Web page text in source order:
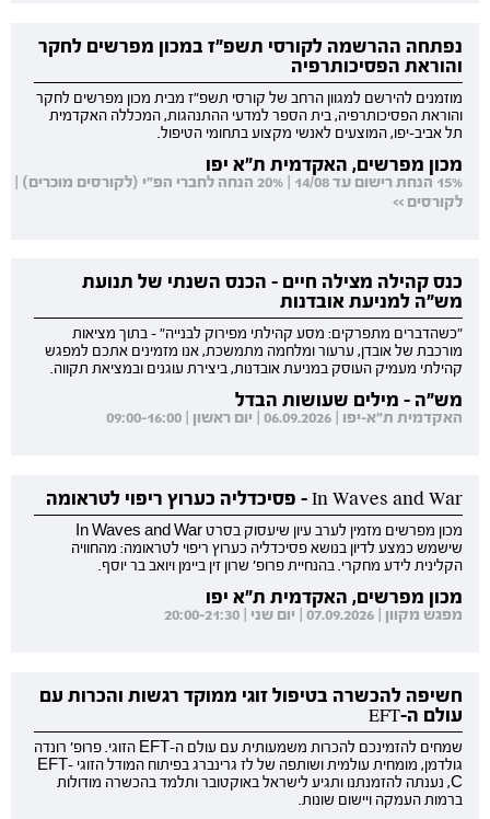
נפתחה ההרשמה לקורסי תשפ"ז במכון מפרשים לחקר
והוראת הפסיכותרפיה
מוזמנים להירשם למגוון הרחב של קורסי תשפ"ז מבית מכון מפרשים לחקר
והוראת הפסיכותרפיה, בית הספר למדעי ההתנהגות, המכללה האקדמית
תל אביב-יפו, המוצעים לאנשי מקצוע בתחומי הטיפול.
מכון מפרשים, האקדמית ת"א יפו
15% הנחת רישום עד 14/08 | 20% הנחה לחברי הפ"י (לקורסים מוכרים) |
לקורסים >>
כנס קהילה מצילה חיים - הכנס השנתי של תנועת
מש"ה למניעת אובדנות
"כשהדברים מתפרקים: מסע קהילתי מפירוק לבנייה" - בתוך מציאות
מורכבת של אובדן, ערעור ומלחמה מתמשכת, אנו מזמינים אתכם למפגש
קהילתי מעמיק העוסק במניעת אובדנות, ביצירת עוגנים ובמציאת תקווה.
מש"ה - מילים שעושות הבדל
האקדמית ת"א-יפו | 06.09.2026 | יום ראשון | 09:00-16:00
In Waves and War - פסיכדליה כערוץ ריפוי לטראומה
מכון מפרשים מזמין לערב עיון שיעסוק בסרט In Waves and War
שישמש כמצע לדיון בנושא פסיכדליה כערוץ ריפוי לטראומה: מהחוויה
הקלינית לידע מחקרי. בהנחיית פרופ' שרון זין ביימן ויואב בר יוסף.
מכון מפרשים, האקדמית ת"א יפו
מפגש מקוון | 07.09.2026 | יום שני | 20:00-21:30
חשיפה להכשרה בטיפול זוגי ממוקד רגשות והכרות עם
עולם ה-EFT
שמחים להזמינכם להכרות משמעותית עם עולם ה-EFT הזוגי. פרופ' רונדה
גולדמן, מומחית עולמית ושותפה של לז גרינברג בפיתוח המודל הזוגי EFT-
C, נענתה להזמנתנו ותגיע לישראל באוקטובר ותלמד בהכשרה מודולות
ברמות העמקה ויישום שונות.